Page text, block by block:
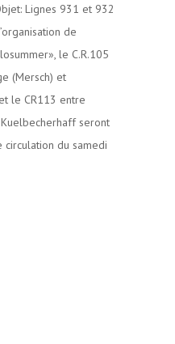
Lignes 931 et 932
de
le C.R.105
(Mersch) et
le CR113 entre
seront
circulation du samedi